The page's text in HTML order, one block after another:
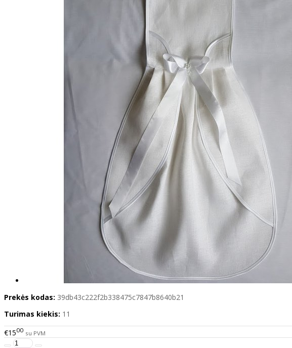
Prekės kodas: 39db43c222f2b338475c7847b8640b21
Turimas kiekis: 11
€1500 su PVM